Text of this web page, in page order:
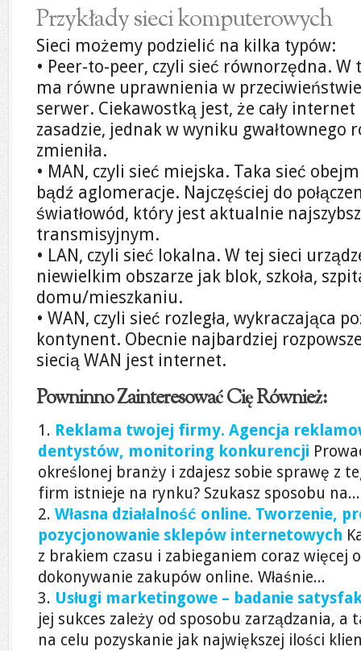
Przykłady sieci komputerowych
Sieci możemy podzielić na kilka typów:
• Peer-to-peer, czyli sieć równorzędna.
ma równe uprawnienia w
serwer. Ciekawostką jest, że cały internet
zasadzie, jednak w wyniku
zmieniła.
• MAN, czyli sieć miejska. Taka sieć
bądź aglomeracje. Najczęściej do
światłowód, który jest aktualnie
transmisyjnym.
• LAN, czyli sieć lokalna. W tej sieci
niewielkim obszarze jak blok, szkoła,
domu/mieszkaniu.
• WAN, czyli sieć rozległa, wykraczająca
kontynent. Obecnie najbardziej
siecią WAN jest internet.
Powninno Zainteresować Cię Również:
Reklama twojej firmy. Agencja
dentystów, monitoring konkurencji
określonej branży i zdajesz sobie sprawę z
firm istnieje na rynku? Szukasz sposobu na...
Własna działalność online. Tworzenie,
pozycjonowanie sklepów internetowych
z brakiem czasu i zabieganiem coraz więcej
dokonywanie zakupów online. Właśnie...
Usługi marketingowe – badanie
jej sukces zależy od sposobu zarządzania, a
na celu pozyskanie jak największej ilości